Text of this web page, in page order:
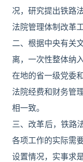
况，研究提出铁路
法院管理体制改革
二、根据中央有关
离，一次性整体纳
在地的省一级党委
法院经费和财务管
相一致。
三、改革后，铁路
各项工作的实际需
设置情况，实事求